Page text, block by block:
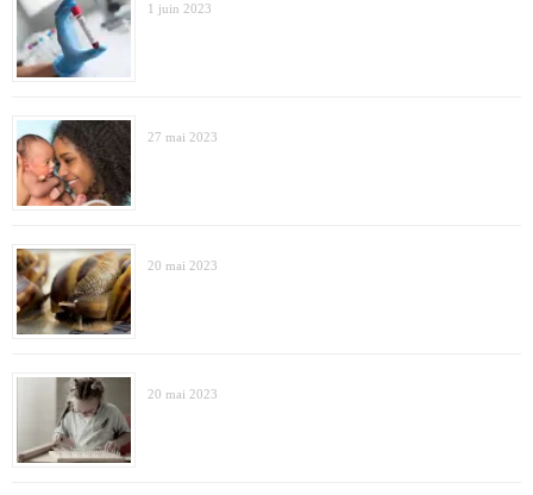
1 juin 2023
27 mai 2023
20 mai 2023
20 mai 2023